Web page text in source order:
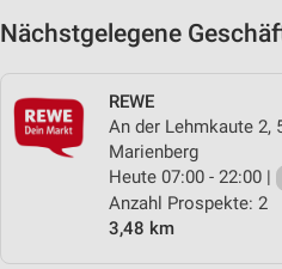
Nächstgelegene
REWE
An der Lehmkaute 2,
Marienberg
Heute 07:00 - 22:00 |
Anzahl Prospekte: 2
3,48 km